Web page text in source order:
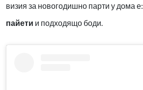
визия за новогодишно парти у дома е:
пайети и подходящо боди.